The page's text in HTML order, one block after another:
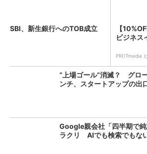
SBI、新生銀行へのTOB成立
【
ビジネス
PR(ITmedia
“上場ゴール”消滅？ グロ
ンチ、スタートアップの出
Google親会社「四半期で
ラクリ AIでも検索でもな